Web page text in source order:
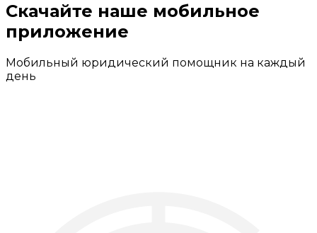
Скачайте наше мобильное
приложение
Мобильный юридический помощник на каждый
день